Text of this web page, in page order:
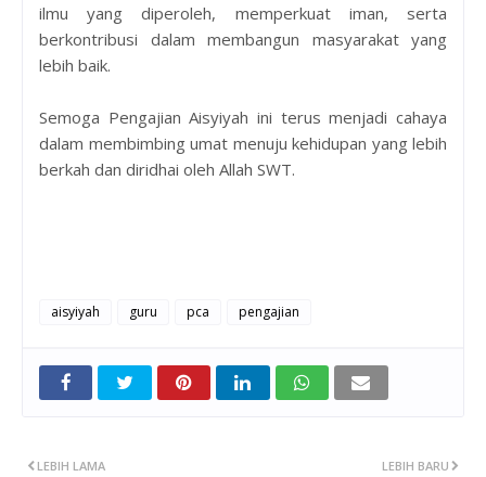
ilmu yang diperoleh, memperkuat iman, serta
berkontribusi dalam membangun masyarakat yang
lebih baik.
Semoga Pengajian Aisyiyah ini terus menjadi cahaya
dalam membimbing umat menuju kehidupan yang lebih
berkah dan diridhai oleh Allah SWT.
aisyiyah guru pca pengajian
LEBIH BARU
LEBIH LAMA